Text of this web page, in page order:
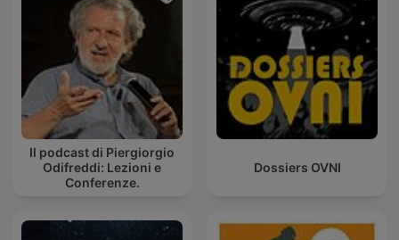
Il podcast di Piergiorgio
Odifreddi: Lezioni e
Conferenze.
Dossiers OVNI